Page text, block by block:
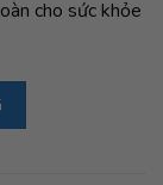
cho sức khỏe
Next Step dành